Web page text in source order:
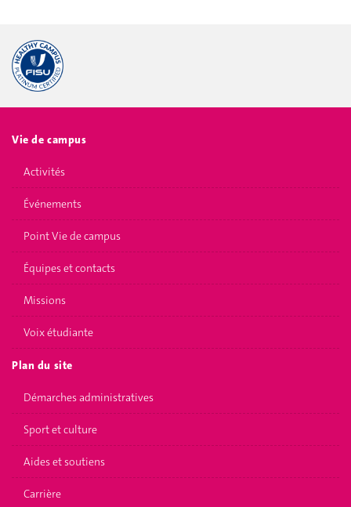
Vie de campus
Activités
Événements
Point Vie de campus
Équipes et contacts
Missions
Voix étudiante
Plan du site
Démarches administratives
Sport et culture
Aides et soutiens
Carrière